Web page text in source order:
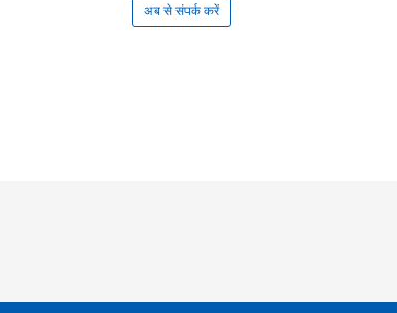
अब से संपर्क करें